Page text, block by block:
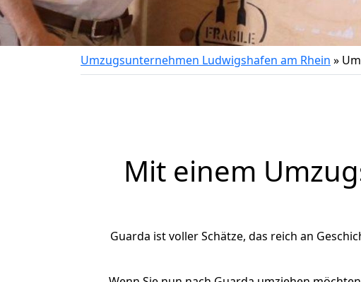
Umzugsunternehmen Ludwigshafen am Rhein »
Mit einem
Guarda ist voller Schätze, das reich an